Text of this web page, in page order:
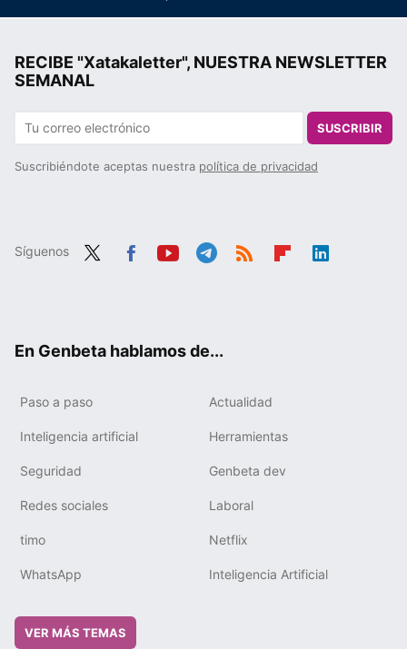
RECIBE "Xatakaletter", NUESTRA NEWSLETTER
SEMANAL
SUSCRIBIR
Suscribiéndote aceptas nuestra política de privacidad
Síguenos
En Genbeta hablamos de...
Paso a paso Actualidad
Inteligencia artificial Herramientas
Seguridad Genbeta dev
Redes sociales Laboral
timo Netflix
WhatsApp Inteligencia Artificial
VER MÁS TEMAS